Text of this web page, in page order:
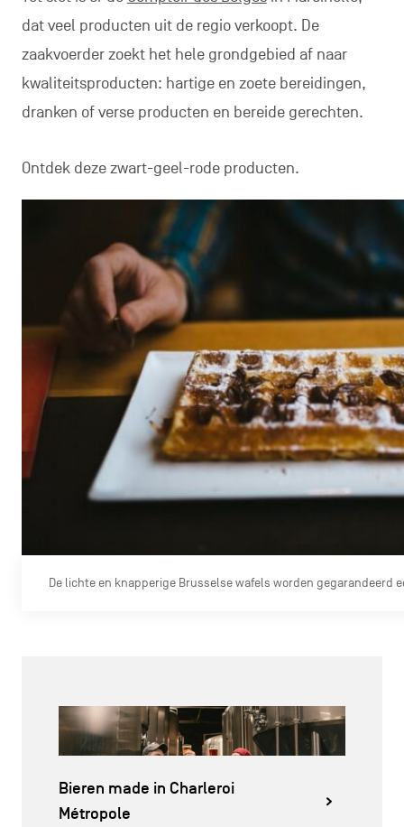
dat veel producten uit de regio verkoopt. De
zaakvoerder zoekt het hele grondgebied af naar
kwaliteitsproducten: hartige en zoete bereidingen,
dranken of verse producten en bereide gerechten.
Ontdek deze zwart-geel-rode producten.
De lichte en knapperige Brusselse wafels worden gegarandeerd
Bieren made in Charleroi
Métropole